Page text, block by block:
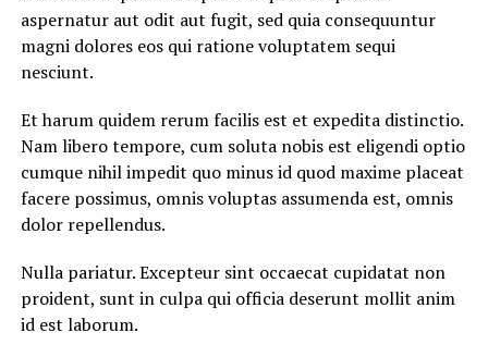
aspernatur aut odit aut fugit, sed quia consequuntur
magni dolores eos qui ratione voluptatem sequi
nesciunt.
Et harum quidem rerum facilis est et expedita distinctio.
Nam libero tempore, cum soluta nobis est eligendi optio
cumque nihil impedit quo minus id quod maxime placeat
facere possimus, omnis voluptas assumenda est, omnis
dolor repellendus.
Nulla pariatur. Excepteur sint occaecat cupidatat non
proident, sunt in culpa qui officia deserunt mollit anim
id est laborum.